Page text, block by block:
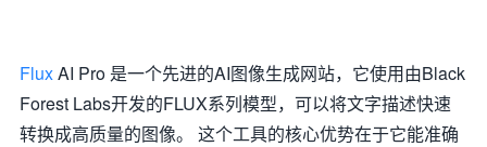
FluxAI Pro 是一个先进的AI图像生成网站，它使用由Black
Forest Labs开发的FLUX系列模型，可以将文字描述快速
转换成高质量的图像。 这个工具的核心优势在于它能准确